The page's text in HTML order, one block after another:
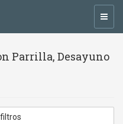
Parrilla, Desayuno